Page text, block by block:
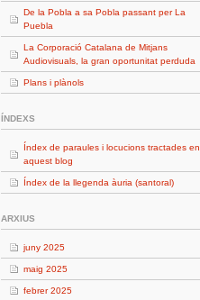
De la Pobla a sa Pobla passant per La
Puebla
La Corporació Catalana de Mitjans
Audiovisuals, la gran oportunitat perduda
Plans i plànols
ÍNDEXS
Índex de paraules i locucions tractades en
aquest blog
Índex de la llegenda àuria (santoral)
ARXIUS
juny 2025
maig 2025
febrer 2025